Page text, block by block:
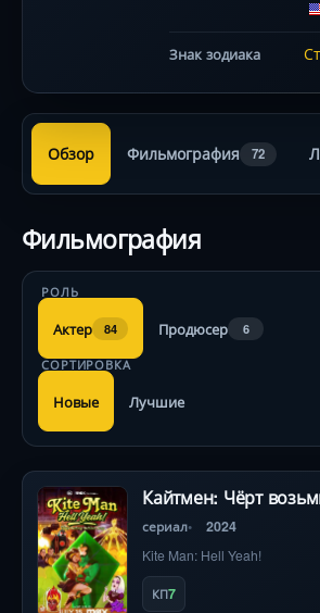
Знак зодиака
Обзор Фильмография 72
Фильмография
РОЛЬ
Актер 84 Продюсер 6
СОРТИРОВКА
Новые Лучшие
Кайтмен: Чёрт
сериал 2024
Kite Man: Hell Yeah!
КП7